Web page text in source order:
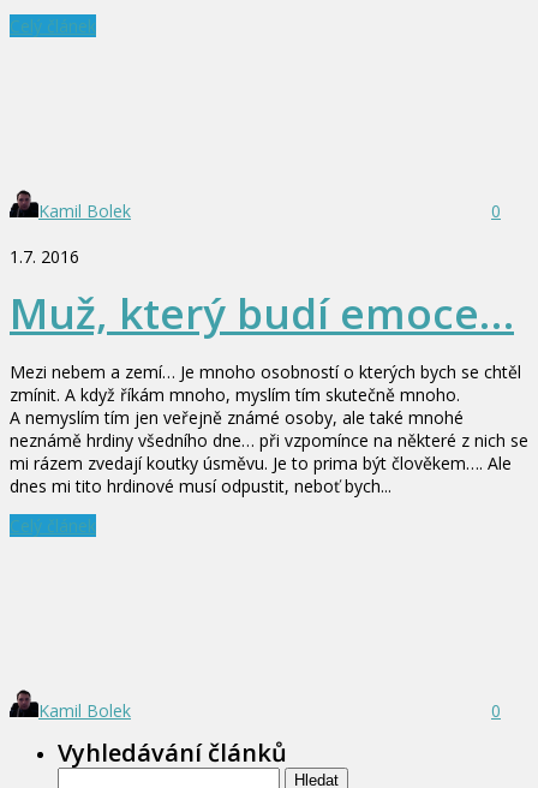
Celý článek
Kamil Bolek
0
1.7. 2016
Muž, který budí emoce…
Mezi nebem a zemí… Je mnoho osobností o kterých bych se chtěl
zmínit. A když říkám mnoho, myslím tím skutečně mnoho.
A nemyslím tím jen veřejně známé osoby, ale také mnohé
neznámě hrdiny všedního dne… při vzpomínce na některé z nich se
mi rázem zvedají koutky úsměvu. Je to prima být člověkem…. Ale
dnes mi tito hrdinové musí odpustit, neboť bych...
Celý článek
Kamil Bolek 0
Vyhledávání článků